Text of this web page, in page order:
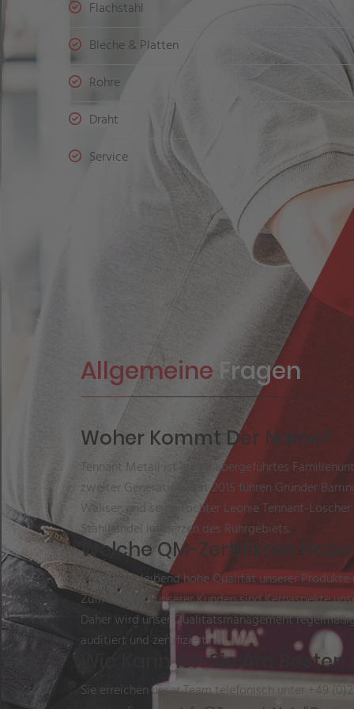
Flachstahl
Bleche & Platten
Rohre
Draht
Service
Allgemeine Fragen
Woher Kommt Der Name?
Tennant Metall ist ein inhabergeführtes
zweiter Generation. Seit 2015 führen Gründer
Waliser, und seine Tochter Leonie Tennant-
Stahlhandel im Herzen des Ruhrgebiets.
Welche QM-Zertifikate
Die gleichbleibend hohe Qualität unserer
Zufriedenheit unserer Kunden sind Kernaspekte
Daher wird unser Qualitätsmanagement regelmäßig
auditiert und zertifiziert.
Wie Kann Ich Sie Am
Sie erreichen unser Team telefonisch unter +49